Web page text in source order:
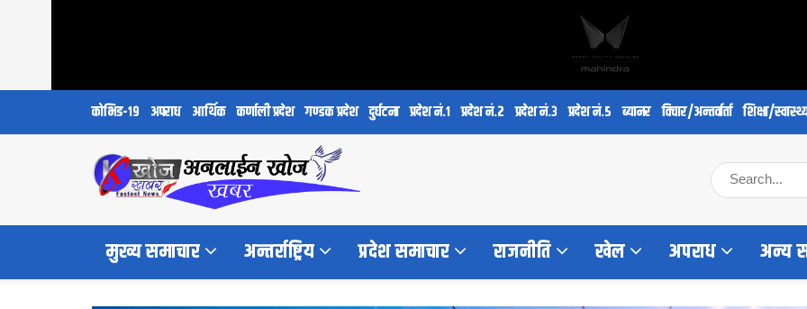
कोभिड-१९ अपराध आर्थिक कर्णाली प्रदेश गण्डक प्रदेश दुर्घटना प्रदेश नं.१ प्रदेश नं.२ प्रदेश नं.३ प्रदेश नं.५ ब्यानर विचार/अन्तर्वार्ता शिक्षा/
मुख्य समाचार अन्तर्राष्ट्रिय प्रदेश समाचार राजनीति खेल अपराध अन्य